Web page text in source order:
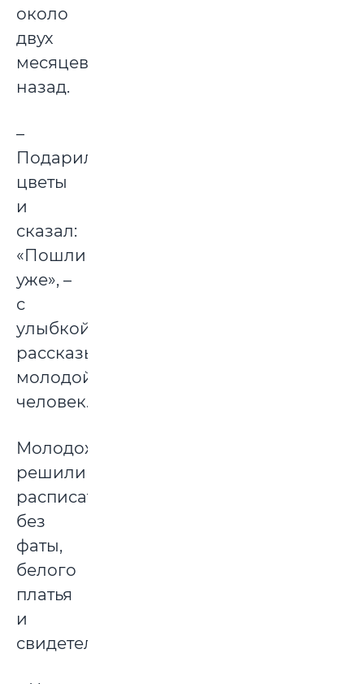
около
двух
месяцев
назад.
–
Подарил
цветы
и
сказал:
«Пошли
уже», –
с
улыбкой
рассказывает
молодой
человек.
Молодожены
решили
расписаться
без
фаты,
белого
платья
и
свидетелей.